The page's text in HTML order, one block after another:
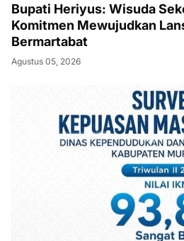
Bupati Heriyus: Wisuda
Komitmen Mewujudkan
Bermartabat
Agustus 05, 2026